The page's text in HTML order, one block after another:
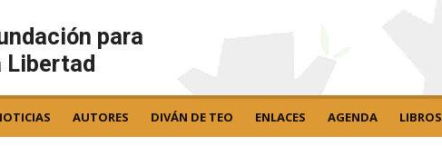
para
Libertad
AUTORES DIVÁN DE TEO ENLACES AGENDA LIBROS